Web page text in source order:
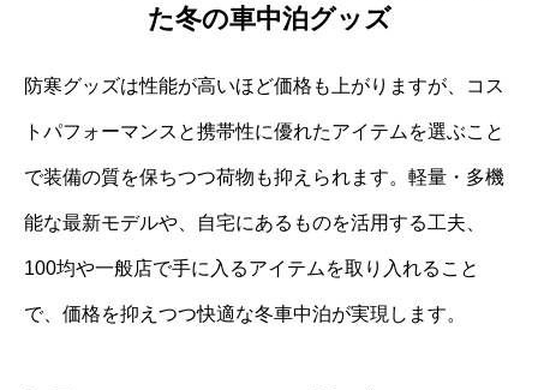
た冬の車中泊グッズ
防寒グッズは性能が高いほど価格も上がりますが、コス
トパフォーマンスと携帯性に優れたアイテムを選ぶこと
で装備の質を保ちつつ荷物も抑えられます。軽量・多機
能な最新モデルや、自宅にあるものを活用する工夫、
100均や一般店で手に入るアイテムを取り入れること
で、価格を抑えつつ快適な冬車中泊が実現します。